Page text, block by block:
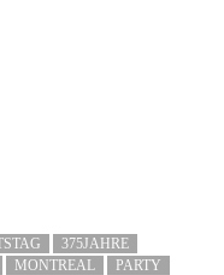
375JAHRE
MONTREAL
PARTY